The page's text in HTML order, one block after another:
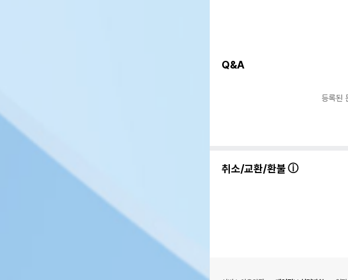
Q&A
등록된
취소/교환/환불